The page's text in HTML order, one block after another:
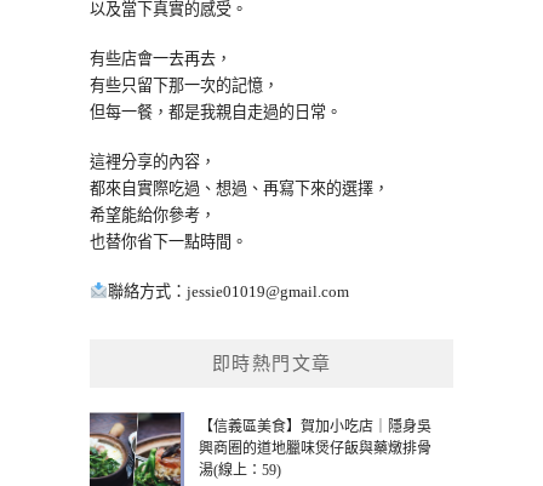
以及當下真實的感受。
有些店會一去再去，
有些只留下那一次的記憶，
但每一餐，都是我親自走過的日常。
這裡分享的內容，
都來自實際吃過、想過、再寫下來的選擇，
希望能給你參考，
也替你省下一點時間。
聯絡方式： jessie01019@gmail.com
即時熱門文章
【信義區美食】賀加小吃店｜隱身吳
興商圈的道地臘味煲仔飯與藥燉排骨
湯(線上：59)